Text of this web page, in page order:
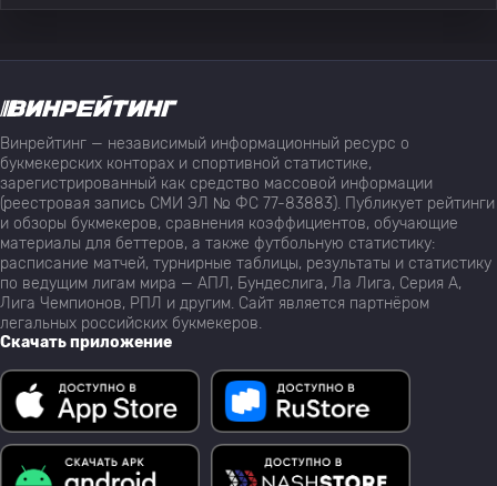
Винрейтинг — независимый информационный ресурс о
букмекерских конторах и спортивной статистике,
зарегистрированный как средство массовой информации
(реестровая запись СМИ ЭЛ № ФС 77-83883). Публикует рейтинги
и обзоры букмекеров, сравнения коэффициентов, обучающие
материалы для беттеров, а также футбольную статистику:
расписание матчей, турнирные таблицы, результаты и статистику
по ведущим лигам мира — АПЛ, Бундеслига, Ла Лига, Серия А,
Лига Чемпионов, РПЛ и другим. Сайт является партнёром
легальных российских букмекеров.
Скачать приложение